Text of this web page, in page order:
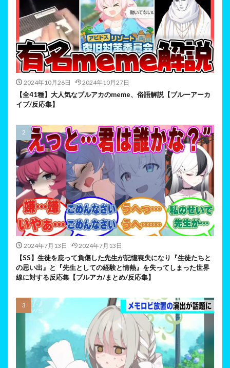
2024年10月26日 2024年10月27日
【全41種】大人気なブルアカのmeme、俗語解説【ブルーアーカ
イブ/反応集】
2024年7月13日 2024年7月13日
【SS】生徒を庇って負傷した先生が記憶喪失になり『生徒たちと
の思い出』と『先生としての経験と情熱』を失ってしまった世界
線に対する反応集【ブルアカ/まとめ/反応集】